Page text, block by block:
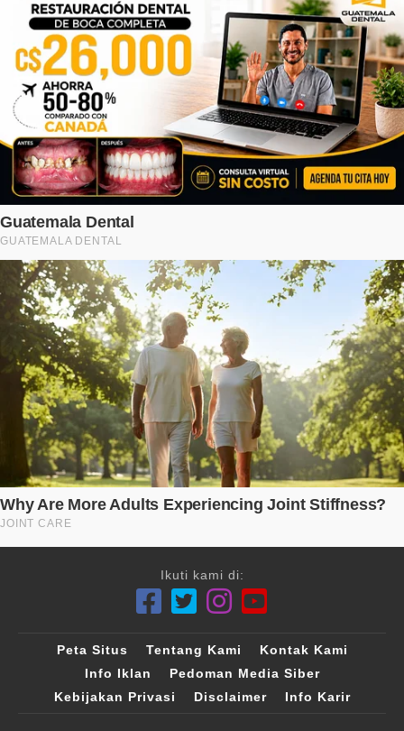
Ikuti kami di:
Peta Situs Tentang Kami
Kontak Kami
Info Iklan
Pedoman Media Siber
Kebijakan Privasi
Disclaimer Info Karir